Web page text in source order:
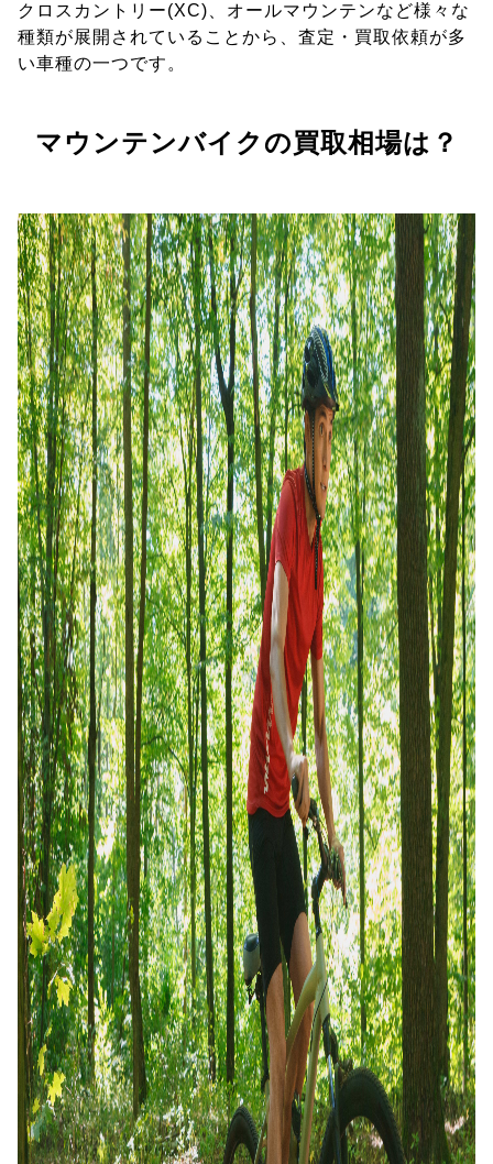
クロスカントリー(XC)、オールマウンテンなど様々な
種類が展開されていることから、査定・買取依頼が多
い車種の一つです。
マウンテンバイクの買取相場は？